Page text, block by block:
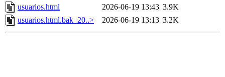
usuarios.html 2026-06-19 13:43 3.9K
usuarios.html.bak_20..>
2026-06-19 13:13 3.2K